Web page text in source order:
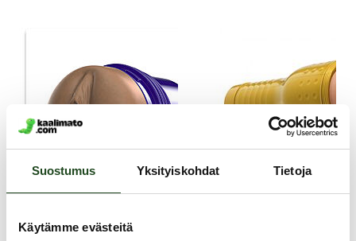
Suostumus Yksityiskohdat Tietoja
Käytämme evästeitä